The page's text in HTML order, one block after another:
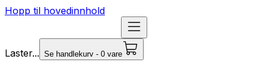
Hopp til hovedinnhold
Laster... Se handlekurv - 0 vare